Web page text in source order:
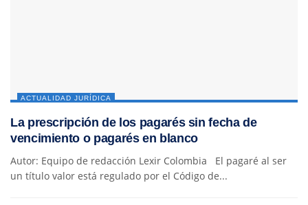
ACTUALIDAD JURÍDICA
La prescripción de los pagarés sin fecha de
vencimiento o pagarés en blanco
Autor: Equipo de redacción Lexir Colombia El pagaré al ser
un título valor está regulado por el Código de...